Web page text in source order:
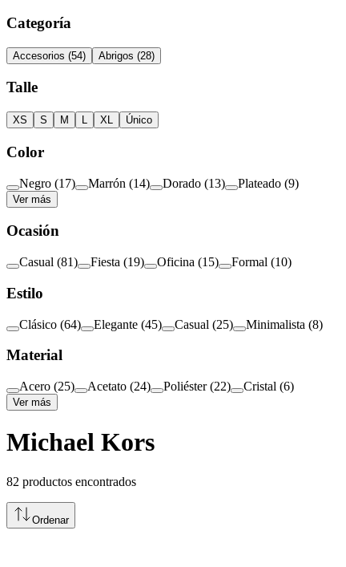
Categoría
Accesorios (54) Abrigos (28)
Talle
XS S M L XL Único
Color
Negro (17) Marrón (14) Dorado (13) Plateado (9)
Ver más
Ocasión
Casual (81) Fiesta (19) Oficina (15) Formal (10)
Estilo
Clásico (64) Elegante (45) Casual (25) Minimalista (8)
Material
Acero (25) Acetato (24) Poliéster (22) Cristal (6)
Ver más
Michael Kors
82 productos encontrados
Ordenar